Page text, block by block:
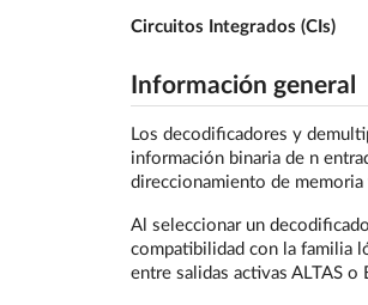
Circuitos Integrados (CIs)
Información general
Los decodificadores y
información binaria de n
direccionamiento de
Al seleccionar un
compatibilidad con la familia
entre salidas activas ALTAS